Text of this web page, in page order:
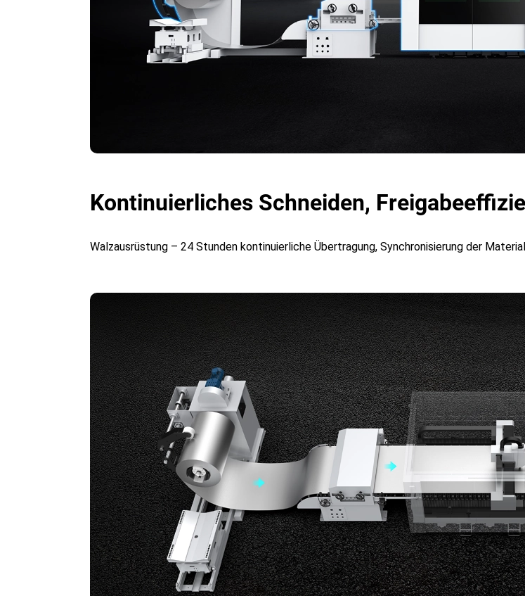
Kontinuierliches Schneiden,
Walzausrüstung – 24 Stunden kontinuierliche Übertragung, Synchronisierung der